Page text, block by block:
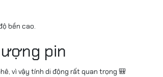
bền cao.
pin
vì vậy tính di động rất quan trọng 🎒